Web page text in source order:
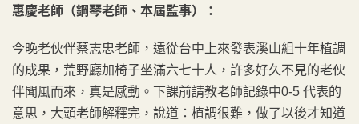
惠慶老師（鋼琴老師、本屆監事）：
今晚老伙伴蔡志忠老師，遠從台中上來發表溪山組十年植調
的成果，荒野廳加椅子坐滿六七十人，許多好久不見的老伙
伴聞風而來，真是感動。下課前請教老師記錄中0-5 代表的
意思，大頭老師解釋完，說道：植調很難，做了以後才知道